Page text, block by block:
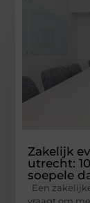
Zakelijk
utrecht:
soepele
Een